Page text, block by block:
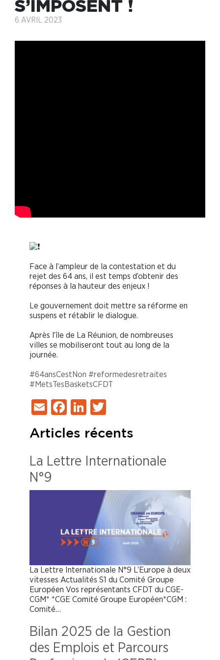
S’IMPOSENT !
6 AVRIL 2023
Face à l’ampleur de la contestation et du
rejet des 64 ans, il est temps d’obtenir des
réponses à la hauteur des enjeux !
Le gouvernement doit mettre sa réforme en
suspens et rétablir le dialogue.
Après l’île de La Réunion, de nombreuses
villes se mobiliseront tout au long de la
journée.
#64ansCestNon #reformedesretraites
#MetsTesBasketsCFDT
EmailFacebook
LinkedIn
Articles récents
La Lettre Internationale
N°9
La Lettre Internationale N°9 L’Europe à deux
vitesses Actualités S1 du Comité Groupe
Européen Vos représentants CFDT du CGE-
CGM* *CGE Comité Groupe Européen*CGM :
Comité…
Bilan 2025 de la Gestion
des Emplois et Parcours